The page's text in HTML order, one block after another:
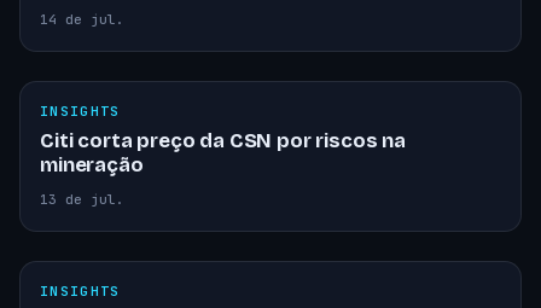
14 de jul.
INSIGHTS
Citi corta preço da CSN por riscos na
mineração
13 de jul.
INSIGHTS